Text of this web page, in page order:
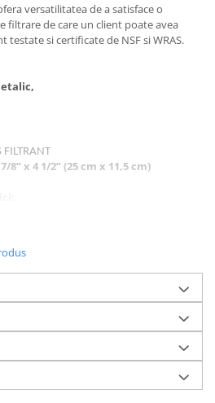
versatilitatea de a satisface o
filtrare de care un client poate avea
testate si certificate de NSF si WRAS.
x 4 1/2” (25 cm x 11,5 cm)
de înaltă performanță
structurală și materiala
CFR
fabrica
potrivită pentru aplicații cu debit
cheie, manometru și